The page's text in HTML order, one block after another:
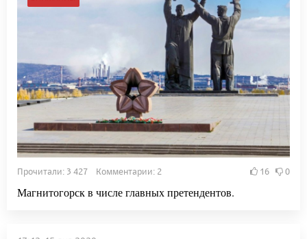
Прочитали: 3 427 Комментарии: 2 16 0
Магнитогорск в числе главных претендентов.